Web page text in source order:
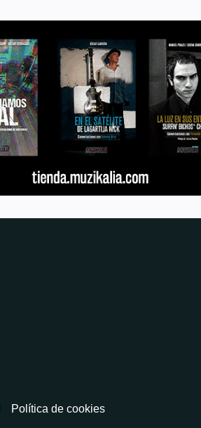
Política de cookies